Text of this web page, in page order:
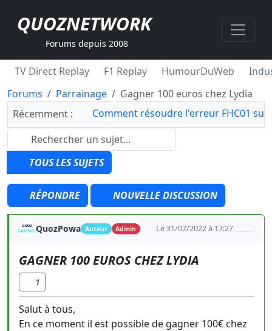
QUOZNETWORK
Forums depuis 2008
TV Direct Replay F1 Replay HumourDuWeb
Forums
Parrainage
Gagner 100 euros chez Lydia
Récemment :
Comment résoudre l'erreur FHC01 sur
TOUS LES SUJETS
RÉPONDRE NOUVELLE DISCUSSION
QuozPowa Auteur Admin Le 31/07/2022 à 17:27
GAGNER 100 EUROS CHEZ LYDIA
1
Salut à tous,
En ce moment il est possible de gagner 100€ chez